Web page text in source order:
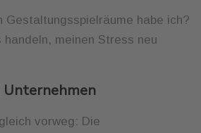
Gestaltungsspielräume habe ich?
meinen Stress neu
Unternehmen
vorweg: Die